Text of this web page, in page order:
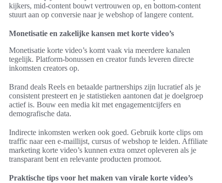
kijkers, mid-content bouwt vertrouwen op, en bottom-content
stuurt aan op conversie naar je webshop of langere content.
Monetisatie en zakelijke kansen met korte video’s
Monetisatie korte video’s komt vaak via meerdere kanalen
tegelijk. Platform-bonussen en creator funds leveren directe
inkomsten creators op.
Brand deals Reels en betaalde partnerships zijn lucratief als je
consistent presteert en je statistieken aantonen dat je doelgroep
actief is. Bouw een media kit met engagementcijfers en
demografische data.
Indirecte inkomsten werken ook goed. Gebruik korte clips om
traffic naar een e-maillijst, cursus of webshop te leiden. Affiliate
marketing korte video’s kunnen extra omzet opleveren als je
transparant bent en relevante producten promoot.
Praktische tips voor het maken van virale korte video’s